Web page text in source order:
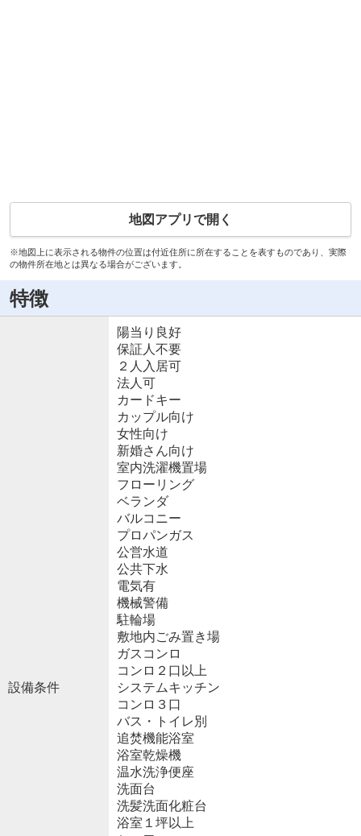
地図アプリで開く
※地図上に表示される物件の位置は付近住所に所在することを表すものであり、実際
の物件所在地とは異なる場合がございます。
特徴
設備条件
陽当り良好
保証人不要
２人入居可
法人可
カードキー
カップル向け
女性向け
新婚さん向け
室内洗濯機置場
フローリング
ベランダ
バルコニー
プロパンガス
公営水道
公共下水
電気有
機械警備
駐輪場
敷地内ごみ置き場
ガスコンロ
コンロ２口以上
システムキッチン
コンロ３口
バス・トイレ別
追焚機能浴室
浴室乾燥機
温水洗浄便座
洗面台
洗髪洗面化粧台
浴室１坪以上